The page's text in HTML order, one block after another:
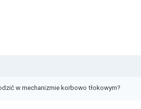
w mechanizmie korbowo tłokowym?